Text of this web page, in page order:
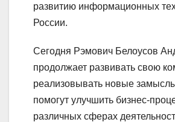
развитию информационных
России.
Сегодня Рэмович Белоусов
продолжает развивать свою
реализовывать новые
помогут улучшить бизнес-
различных сферах